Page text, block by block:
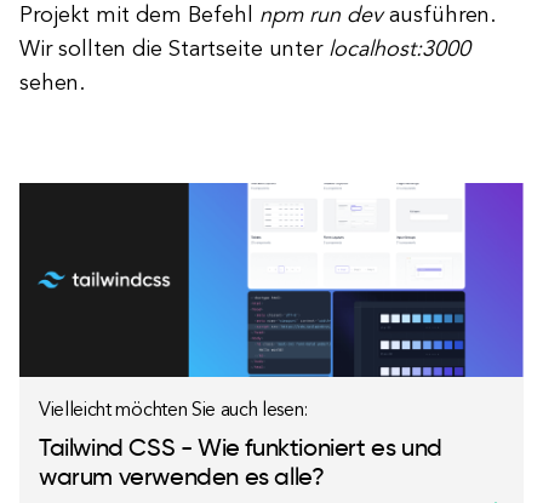
Projekt mit dem Befehl npm run devausführen.
Wir sollten die Startseite unter localhost:3000
sehen.
Vielleicht möchten Sie auch lesen:
Tailwind CSS - Wie funktioniert es und
warum verwenden es alle?